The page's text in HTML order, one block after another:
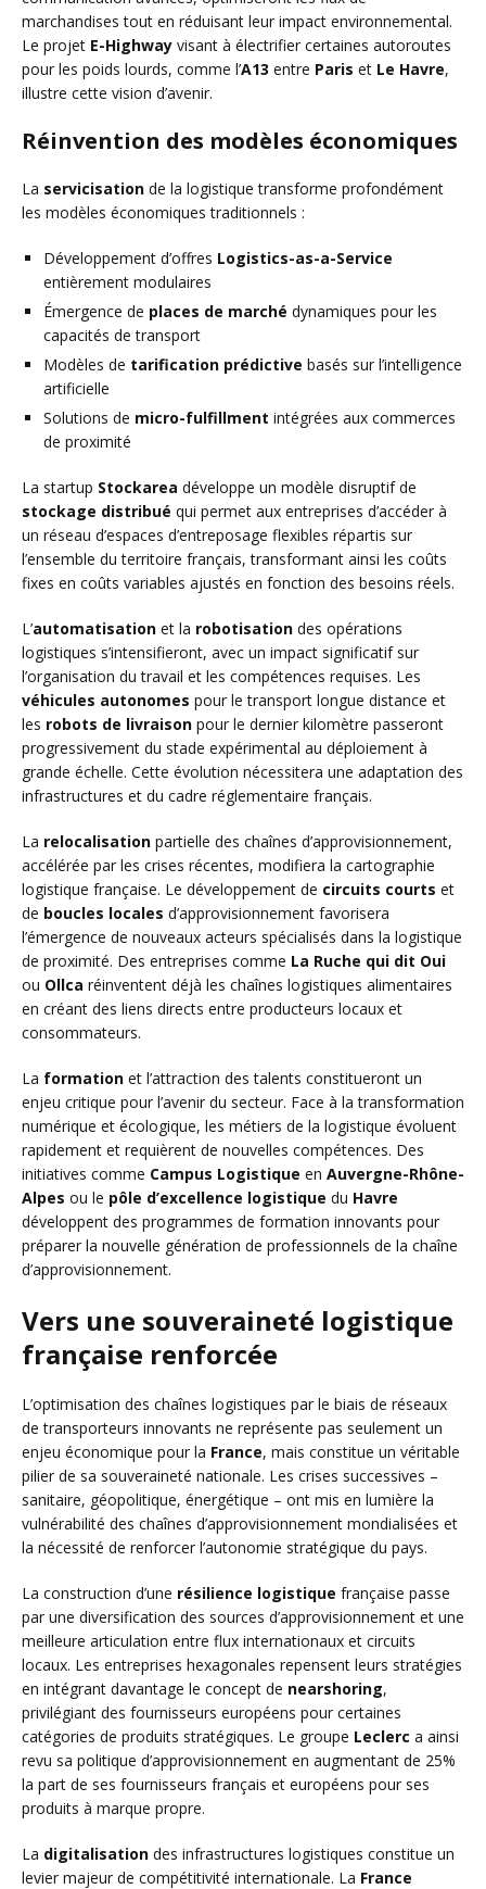
marchandises tout en réduisant leur impact environnemental.
Le projet E-Highway visant à électrifier certaines autoroutes
pour les poids lourds, comme l’A13 entre Paris et Le Havre,
illustre cette vision d’avenir.
Réinvention des modèles économiques
La servicisation de la logistique transforme profondément
les modèles économiques traditionnels :
Développement d’offres Logistics-as-a-Service
entièrement modulaires
Émergence de places de marché dynamiques pour les
capacités de transport
Modèles de tarification prédictive basés sur l’intelligence
artificielle
Solutions de micro-fulfillment intégrées aux commerces
de proximité
La startup Stockarea développe un modèle disruptif de
stockage distribué qui permet aux entreprises d’accéder à
un réseau d’espaces d’entreposage flexibles répartis sur
l’ensemble du territoire français, transformant ainsi les coûts
fixes en coûts variables ajustés en fonction des besoins réels.
L’automatisation et la robotisation des opérations
logistiques s’intensifieront, avec un impact significatif sur
l’organisation du travail et les compétences requises. Les
véhicules autonomes pour le transport longue distance et
les robots de livraison pour le dernier kilomètre passeront
progressivement du stade expérimental au déploiement à
grande échelle. Cette évolution nécessitera une adaptation des
infrastructures et du cadre réglementaire français.
La relocalisation partielle des chaînes d’approvisionnement,
accélérée par les crises récentes, modifiera la cartographie
logistique française. Le développement de circuits courts et
de boucles locales d’approvisionnement favorisera
l’émergence de nouveaux acteurs spécialisés dans la logistique
de proximité. Des entreprises comme La Ruche qui dit Oui
ou Ollca réinventent déjà les chaînes logistiques alimentaires
en créant des liens directs entre producteurs locaux et
consommateurs.
La formation et l’attraction des talents constitueront un
enjeu critique pour l’avenir du secteur. Face à la transformation
numérique et écologique, les métiers de la logistique évoluent
rapidement et requièrent de nouvelles compétences. Des
initiatives comme Campus Logistique en Auvergne-Rhône-
Alpes ou le pôle d’excellence logistique du Havre
développent des programmes de formation innovants pour
préparer la nouvelle génération de professionnels de la chaîne
d’approvisionnement.
Vers une souveraineté logistique
française renforcée
L’optimisation des chaînes logistiques par le biais de réseaux
de transporteurs innovants ne représente pas seulement un
enjeu économique pour la France, mais constitue un véritable
pilier de sa souveraineté nationale. Les crises successives –
sanitaire, géopolitique, énergétique – ont mis en lumière la
vulnérabilité des chaînes d’approvisionnement mondialisées et
la nécessité de renforcer l’autonomie stratégique du pays.
La construction d’une résilience logistique française passe
par une diversification des sources d’approvisionnement et une
meilleure articulation entre flux internationaux et circuits
locaux. Les entreprises hexagonales repensent leurs stratégies
en intégrant davantage le concept de nearshoring,
privilégiant des fournisseurs européens pour certaines
catégories de produits stratégiques. Le groupe Leclerc a ainsi
revu sa politique d’approvisionnement en augmentant de 25%
la part de ses fournisseurs français et européens pour ses
produits à marque propre.
La digitalisation des infrastructures logistiques constitue un
levier majeur de compétitivité internationale. La France